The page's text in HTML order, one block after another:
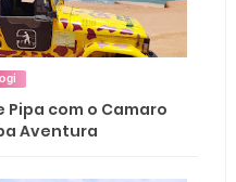
Pipa com o Camaro
Aventura